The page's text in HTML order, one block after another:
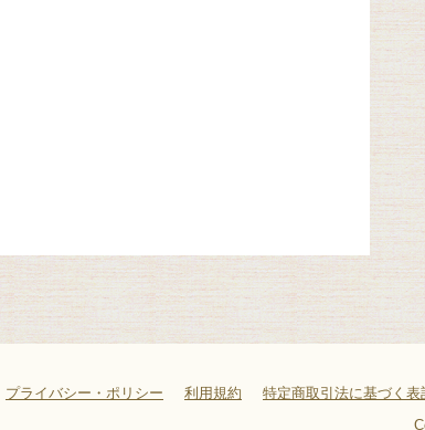
プライバシー・ポリシー 利用規約 特定商取引法に基づく表